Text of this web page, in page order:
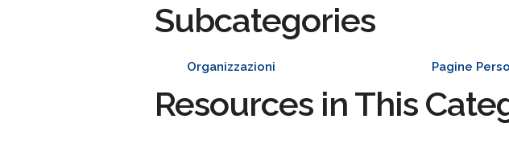
Subcategories
Organizzazioni Pagine
Resources in This